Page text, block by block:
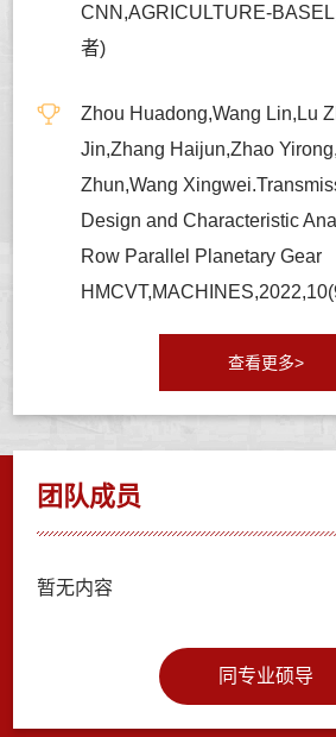
CNN,AGRICULTURE-
者)
Zhou Huadong,Wang Lin,Lu
Jin,Zhang Haijun,Zhao
Zhun,Wang
Design and Characteristic
Row Parallel Planetary Gear
查看更多>
团队成员
暂无内容
同专业硕导